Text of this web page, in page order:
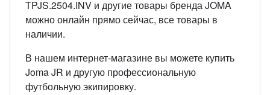
TPJS.2504.INV и другие товары бренда JOMA
можно онлайн прямо сейчас, все товары в
наличии.
В нашем интернет-магазине вы можете купить
Joma JR и другую профессиональную
футбольную экипировку.